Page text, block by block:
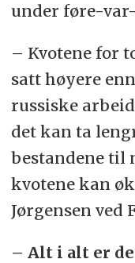
under føre-
– Kvotene for
satt høyere
russiske
det kan ta
bestandene til
kvotene kan
Jørgensen ved
– Alt i alt er